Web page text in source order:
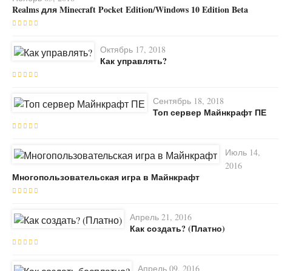
Realms для Minecraft Pocket Edition/Windows 10 Edition Beta
Октябрь 17, 2018
Как управлять?
Сентябрь 18, 2018
Топ сервер Майнкрафт ПЕ
Июль 14,
2016
Многопользовательская игра в Майнкрафт
Апрель 21, 2016
Как создать? (Платно)
Апрель 09, 2016